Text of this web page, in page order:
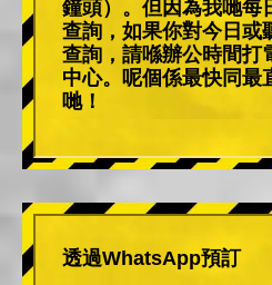
鐘頭）。但因為我哋每
查詢，如果你對今日或
查詢，請喺辦公時間打
中心。呢個係最快同最
哋！
透過WhatsApp預訂